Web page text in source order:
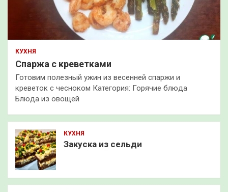
КУХНЯ
Спаржа с креветками
Готовим полезный ужин из весенней спаржи и
креветок с чесноком Категория: Горячие блюда
Блюда из овощей
КУХНЯ
Закуска из сельди